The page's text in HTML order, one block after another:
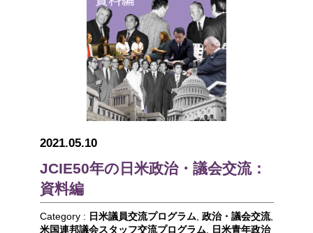
2021.05.10
JCIE50年の日米政治・議会交流：
資料編
Category : 日米議員交流プログラム 政治・議会交流,
米国連邦議会スタッフ交流プログラム
日米青年政治